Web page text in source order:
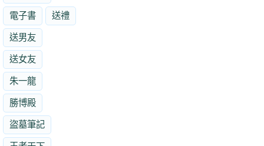
電子書 送禮
送男友
送女友
朱一龍
勝博殿
盜墓筆記